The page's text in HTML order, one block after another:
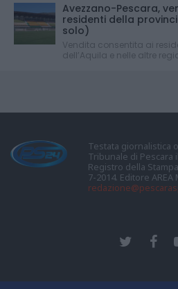
Avezzano-Pescara,
residenti della
solo)
Vendita consentita ai
dell’Aquila e nelle altre
Testata giornalistica
Tribunale di Pescara
Registro della
7-2014. Editore AREA